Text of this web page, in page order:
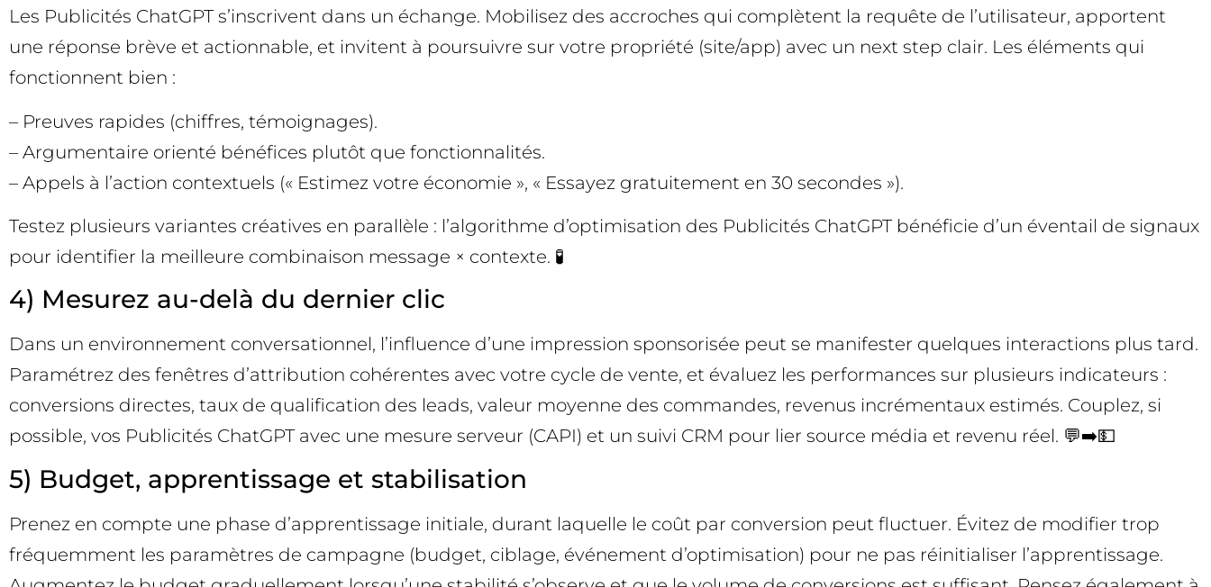
Les Publicités ChatGPT s’inscrivent dans un échange. Mobilisez des accroches qui complètent la requête de l’utilisateur, apportent
une réponse brève et actionnable, et invitent à poursuivre sur votre propriété (site/app) avec un next step clair. Les éléments qui
fonctionnent bien :
– Preuves rapides (chiffres, témoignages).
– Argumentaire orienté bénéfices plutôt que fonctionnalités.
– Appels à l’action contextuels (« Estimez votre économie », « Essayez gratuitement en 30 secondes »).
Testez plusieurs variantes créatives en parallèle : l’algorithme d’optimisation des Publicités ChatGPT bénéficie d’un éventail de signaux
pour identifier la meilleure combinaison message × contexte. 🧪
4) Mesurez au-delà du dernier clic
Dans un environnement conversationnel, l’influence d’une impression sponsorisée peut se manifester quelques interactions plus tard.
Paramétrez des fenêtres d’attribution cohérentes avec votre cycle de vente, et évaluez les performances sur plusieurs indicateurs :
conversions directes, taux de qualification des leads, valeur moyenne des commandes, revenus incrémentaux estimés. Couplez, si
possible, vos Publicités ChatGPT avec une mesure serveur (CAPI) et un suivi CRM pour lier source média et revenu réel. 💬➡️💵
5) Budget, apprentissage et stabilisation
Prenez en compte une phase d’apprentissage initiale, durant laquelle le coût par conversion peut fluctuer. Évitez de modifier trop
fréquemment les paramètres de campagne (budget, ciblage, événement d’optimisation) pour ne pas réinitialiser l’apprentissage.